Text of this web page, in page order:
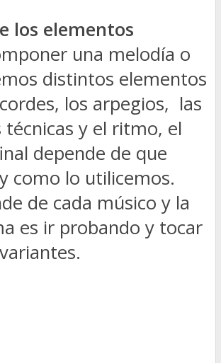
los elementos
una melodía o
distintos elementos
los arpegios, las
técnicas y el ritmo, el
depende de que
como lo utilicemos.
de cada músico y la
es ir probando y tocar